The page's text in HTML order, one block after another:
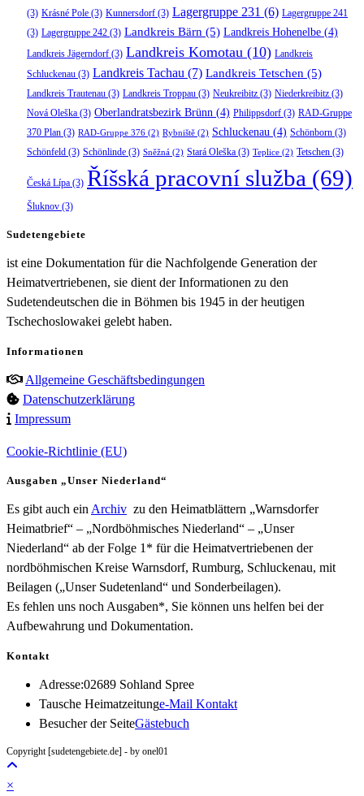
(3) Krásné Pole (3) Kunnersdorf (3) Lagergruppe 231 (6) Lagergruppe 241
(3) Lagergruppe 242 (3) Landkreis Bärn (5) Landkreis Hohenelbe (4)
Landkreis Jägerndorf (3) Landkreis Komotau (10) Landkreis
Schluckenau (3) Landkreis Tachau (7) Landkreis Tetschen (5)
Landkreis Trautenau (3) Landkreis Troppau (3) Neukreibitz (3) Niederkreibitz (3)
Nová Oleška (3) Oberlandratsbezirk Brünn (4) Philippsdorf (3) RAD-Gruppe
370 Plan (3) RAD-Gruppe 376 (2) Rybniště (2) Schluckenau (4) Schönborn (3)
Schönfeld (3) Schönlinde (3) Sněžná (2) Stará Oleška (3) Teplice (2) Tetschen (3)
Česká Lípa (3) Říšská pracovní služba (69)
Šluknov (3)
Sudetengebiete
ist eine Dokumentation für die Nachfolgende Generation der
Heimatvertriebenen, sie dient der Informationen zu den
Sudetendeutschen die in Böhmen bis 1945 in der heutigen
Tschechoslowakei gelebt haben.
Informationen
Allgemeine Geschäftsbedingungen
Datenschutzerklärung
Impressum
Cookie-Richtlinie (EU)
Ausgaben „Unser Niederland“
Es gibt auch ein Archiv zu den Heimatblättern „Warnsdorfer
Heimatbrief“ – „Nordböhmisches Niederland“ – „Unser
Niederland“ ab der Folge 1* für die Heimatvertriebenen der
nordböhmischen Kreise Warnsdorf, Rumburg, Schluckenau, mit
Beilagen („Unser Sudetenland“ und Sonderbeilagen).
Es fehlen uns noch Ausgaben*, Sie können uns helfen bei der
Aufbewahrung und Dokumentation.
Kontakt
Adresse:02689 Sohland Spree
Tausche Heimatzeitunge-Mail KontaktOpens
Besucher der SeiteGästebuch
Copyright [sudetengebiete.de] - by onel01
×